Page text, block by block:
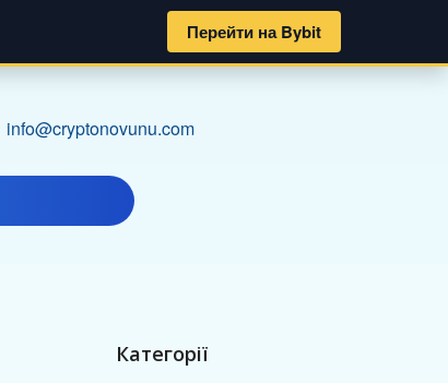
Перейти на Bybit
info@cryptonovunu.com
Категорії